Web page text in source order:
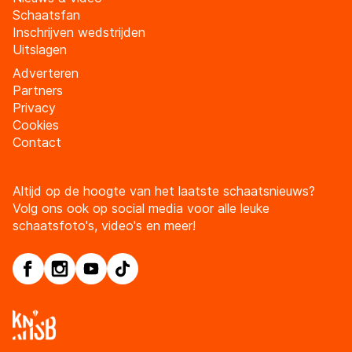
Schaatsfan
Inschrijven wedstrijden
Uitslagen
Adverteren
Partners
Privacy
Cookies
Contact
Altijd op de hoogte van het laatste schaatsnieuws?
Volg ons ook op social media voor alle leuke
schaatsfoto's, video's en meer!